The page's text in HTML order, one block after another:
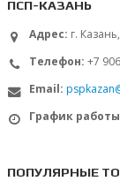
ПСП-КАЗАНЬ
Адрес: г.
Телефон: +7
Email:
График
ПОПУЛЯРНЫЕ